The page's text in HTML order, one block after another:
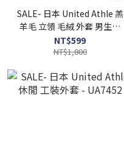
SALE- 日本 United Athle 羔
羊毛 立領 毛絨 外套 男生外
套 - UA7495
NT$599
NT$1,800